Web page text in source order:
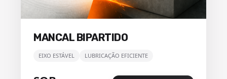
MANCAL BIPARTIDO
EIXO ESTÁVEL LUBRICAÇÃO EFICIENTE